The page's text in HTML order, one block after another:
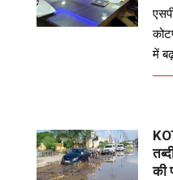
में
की